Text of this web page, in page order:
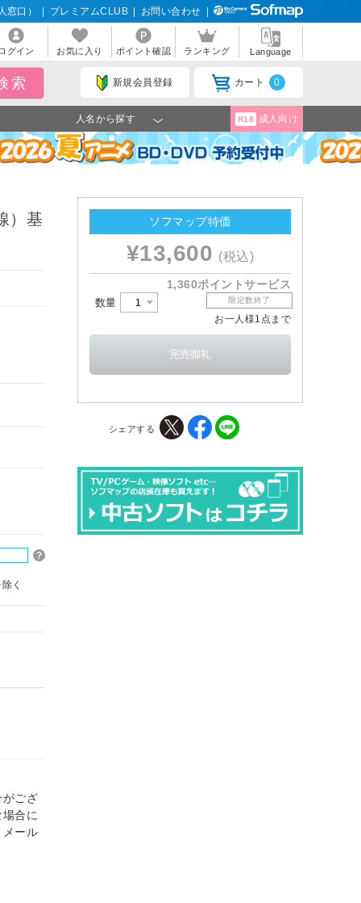
窓口） プレミアムCLUB お問い合わせ
グイン お気に入り ポイント確認 ランキング Language
新規会員登録 カート 0
人名から探す R18 成人向け
）基
く
ござ
合に
メール
ソフマップ特価
¥13,600 (税込)
1,360ポイントサービス
数量 限定数終了
お一人様1点まで
シェアする